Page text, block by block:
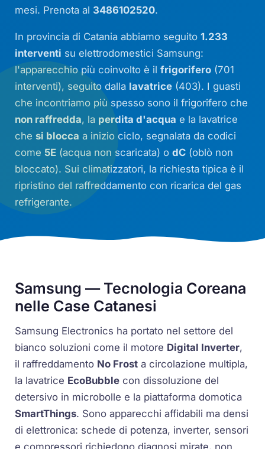
mesi. Prenota al 3486102520.
In provincia di Catania abbiamo seguito1.233
interventi su elettrodomestici Samsung:
l'apparecchio più coinvolto è ilfrigorifero (701
interventi), seguito dalla lavatrice (403). I guasti
che incontriamo più spesso sono il frigorifero che
non raffredda, la perdita d'acqua e la lavatrice
chesi blocca a inizio ciclo, segnalata da codici
come 5E (acqua non scaricata) odC (oblò non
bloccato). Sui climatizzatori, la richiesta tipica è il
ripristino del raffreddamento con ricarica del gas
refrigerante.
Samsung — Tecnologia Coreana
nelle Case Catanesi
Samsung Electronics ha portato nel settore del
bianco soluzioni come il motore Digital Inverter,
il raffreddamento No Frost a circolazione multipla,
la lavatrice EcoBubble con dissoluzione del
detersivo in microbolle e la piattaforma domotica
SmartThings. Sono apparecchi affidabili ma densi
di elettronica: schede di potenza, inverter, sensori
e compressori richiedono diagnosi mirate, non